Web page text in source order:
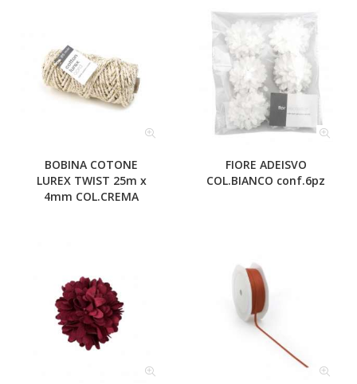
BOBINA COTONE
LUREX TWIST 25m x
4mm COL.CREMA
FIORE ADEISVO
COL.BIANCO conf.6pz